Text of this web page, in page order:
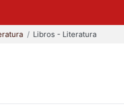
Libros - Literatura